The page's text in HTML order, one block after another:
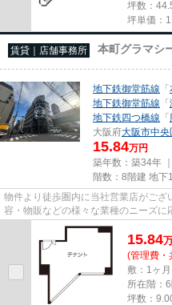
坪数：
坪単価：
賃貸｜店舗事務所 本町グラマシ
地下鉄御堂筋線 「
地下鉄御堂筋線 「
地下鉄四つ橋線 「
大阪府大阪市中央
15.84万円
築年数：築34年
階数：8階建 地下
物件より徒歩圏内に当社営業店がご
容・物販などの様々な業種のニーズに
尚、弊社ではおとり広告は一切...
15.84
(管理費・
敷：1ヶ
所在階：
坪数：